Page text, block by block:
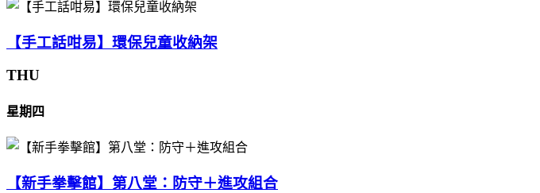
【手工話咁易】環保兒童收納架
THU
星期四
【新手拳擊館】第八堂：防守＋進攻組合